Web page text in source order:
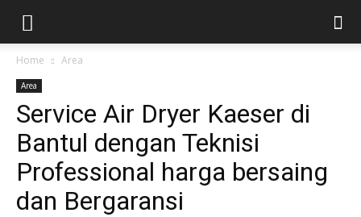
Home Area
Area
Service Air Dryer Kaeser di
Bantul dengan Teknisi
Professional harga bersaing
dan Bergaransi